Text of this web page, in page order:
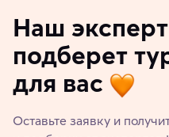
Наш эксперт
подберет
для вас
Оставьте заявку и